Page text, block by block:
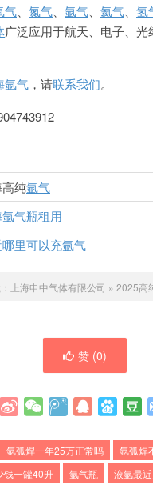
气 氮气 氩气 氦气 氢
广泛应用于航天、电子、
氩气 ，请联系我们。
高纯氩气
氩气瓶租用
里可以充氩气
上海申中气体有限公司 » 2025高
赞 (0)
氩弧焊一年25万正常吗 氩弧焊
钱一罐40升
氩气瓶 液氩最